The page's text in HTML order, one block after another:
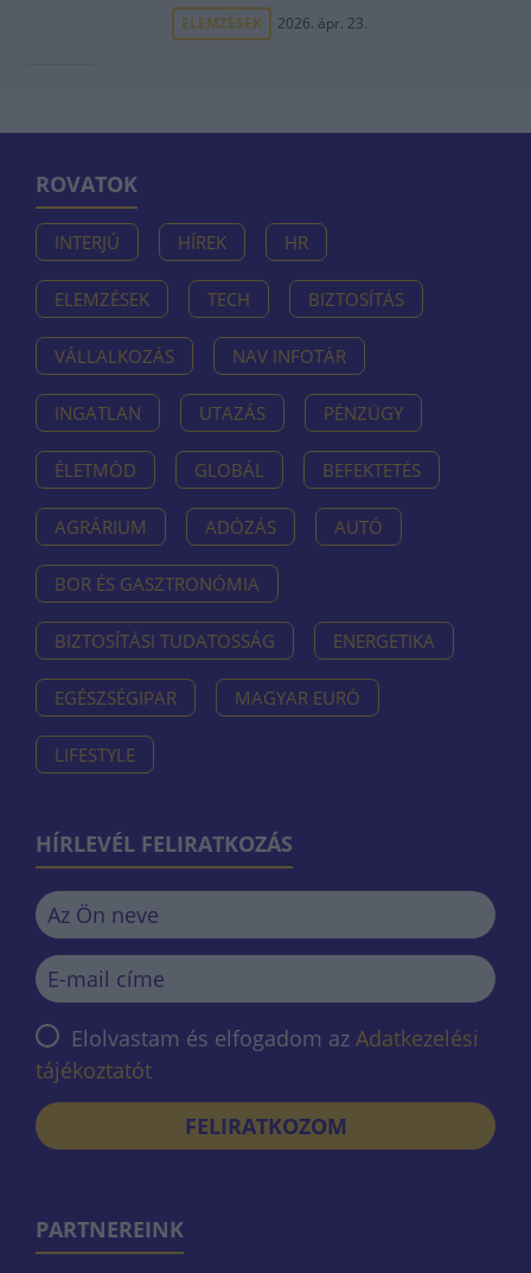
ELEMZÉSEK 2026. ápr. 23.
ROVATOK
INTERJÚ HÍREK HR
ELEMZÉSEK TECH BIZTOSÍTÁS
VÁLLALKOZÁS NAV INFOTÁR
INGATLAN UTAZÁS PÉNZÜGY
ÉLETMÓD GLOBÁL BEFEKTETÉS
AGRÁRIUM ADÓZÁS AUTÓ
BOR ÉS GASZTRONÓMIA
BIZTOSÍTÁSI TUDATOSSÁG ENERGETIKA
EGÉSZSÉGIPAR MAGYAR EURÓ
LIFESTYLE
HÍRLEVÉL FELIRATKOZÁS
Elolvastam és elfogadom az Adatkezelési
tájékoztatót
FELIRATKOZOM
PARTNEREINK